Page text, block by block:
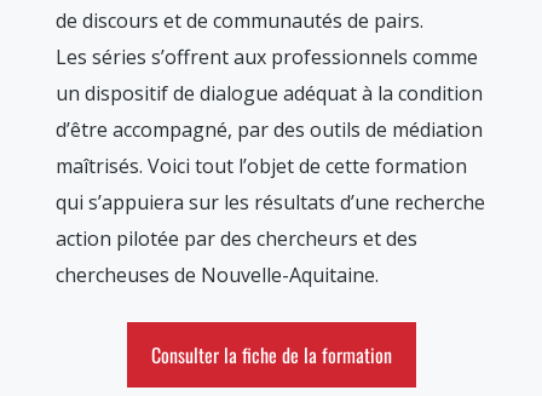
de discours et de communautés de pairs.
Les séries s’offrent aux professionnels comme
un dispositif de dialogue adéquat à la condition
d’être accompagné, par des outils de médiation
maîtrisés. Voici tout l’objet de cette formation
qui s’appuiera sur les résultats d’une recherche
action pilotée par des chercheurs et des
chercheuses de Nouvelle-Aquitaine.
Consulter la fiche de la formation